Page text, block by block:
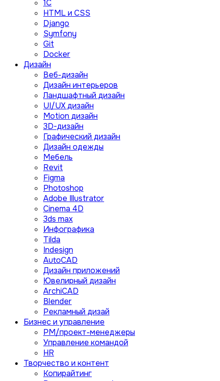
1C
HTML и CSS
Django
Symfony
Git
Docker
Дизайн
Веб-дизайн
Дизайн интерьеров
Ландшафтный дизайн
UI/UX дизайн
Motion дизайн
3D-дизайн
Графический дизайн
Дизайн одежды
Мебель
Revit
Figma
Photoshop
Adobe Illustrator
Сinema 4D
3ds max
Инфографика
Tilda
Indesign
AutoCAD
Дизайн приложений
Ювелирный дизайн
ArchiCAD
Blender
Рекламный дизай
Бизнес и управление
PM/проект-менеджеры
Управление командой
HR
Творчество и контент
Копирайтинг